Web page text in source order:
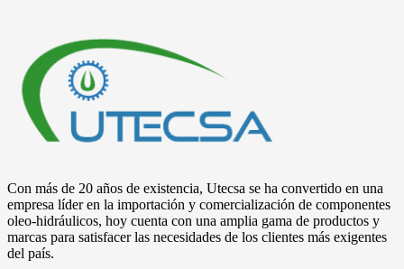
Con más de 20 años de existencia, Utecsa se ha convertido en una
empresa líder en la importación y comercialización de componentes
oleo-hidráulicos, hoy cuenta con una amplia gama de productos y
marcas para satisfacer las necesidades de los clientes más exigentes
del país.